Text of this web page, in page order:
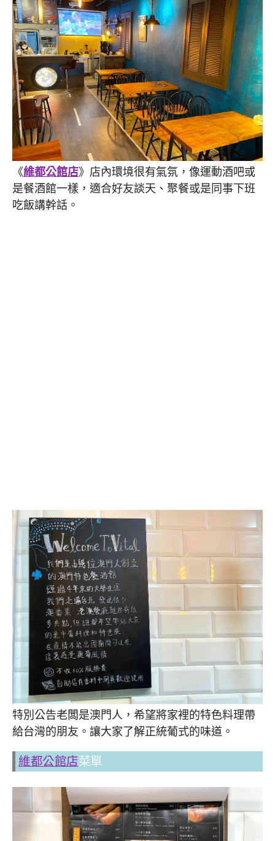
《維都公館店》店內環境很有氣氛，像運動酒吧或
是餐酒館一樣，適合好友談天、聚餐或是同事下班
吃飯講幹話。
特別公告老闆是澳門人，希望將家裡的特色料理帶
給台灣的朋友。讓大家了解正統葡式的味道。
維都公館店菜單